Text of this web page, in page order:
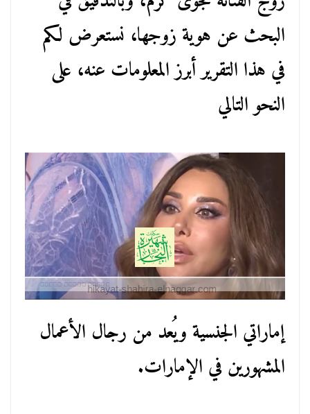
البحث عن هوية زوجها، نستعرض لكم
في هذا التقرير أبرز المعلومات عنه، على
النحو التالي
إماراتي الجنسية ويُعد من رجال الأعمال
المشهورين في الإمارات.